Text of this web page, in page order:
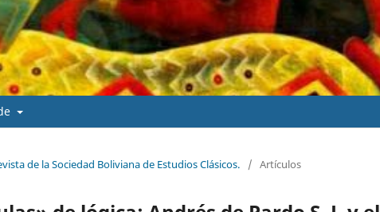
de la Sociedad Boliviana de Estudios Clásicos. / Artículos